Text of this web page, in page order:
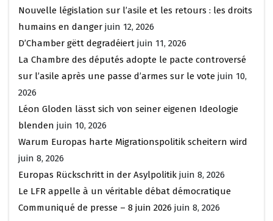
Nouvelle législation sur l’asile et les retours : les droits
humains en danger juin 12, 2026
D’Chamber gëtt degradéiert juin 11, 2026
La Chambre des députés adopte le pacte controversé
sur l’asile après une passe d’armes sur le vote juin 10,
2026
Léon Gloden lässt sich von seiner eigenen Ideologie
blenden juin 10, 2026
Warum Europas harte Migrationspolitik scheitern wird
juin 8, 2026
Europas Rückschritt in der Asylpolitik juin 8, 2026
Le LFR appelle à un véritable débat démocratique
Communiqué de presse – 8 juin 2026 juin 8, 2026